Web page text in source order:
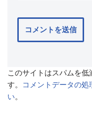
このサイトはスパムを
す。
コメントデータの処
い。